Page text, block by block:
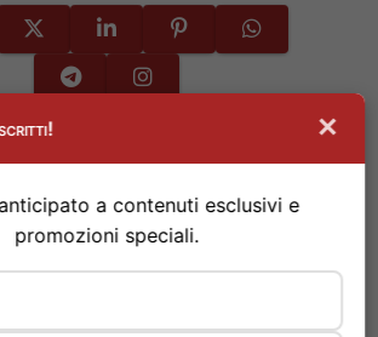
×
a contenuti esclusivi e
promozioni speciali.